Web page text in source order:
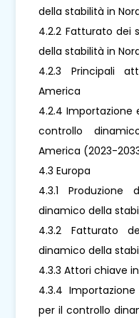
della stabilità in
4.2.2 Fatturato dei
della stabilità in
4.2.3 Principali
America
4.2.4 Importazione
controllo
America (2023-
4.3 Europa
4.3.1
dinamico della
4.3.2 Fatturato
dinamico della
4.3.3 Attori chiave
4.3.4
per il controllo